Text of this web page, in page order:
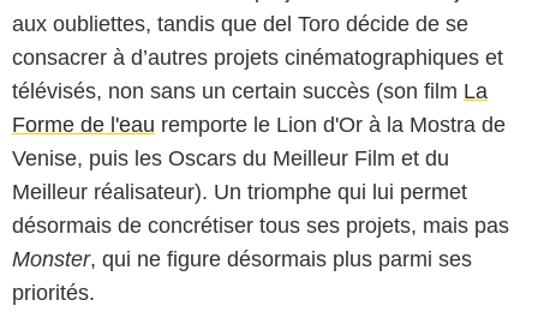
aux oubliettes, tandis que del Toro décide de se
consacrer à d’autres projets cinématographiques et
télévisés, non sans un certain succès (son film La
Forme de l'eau remporte le Lion d'Or à la Mostra de
Venise, puis les Oscars du Meilleur Film et du
Meilleur réalisateur). Un triomphe qui lui permet
désormais de concrétiser tous ses projets, mais pas
Monster, qui ne figure désormais plus parmi ses
priorités.